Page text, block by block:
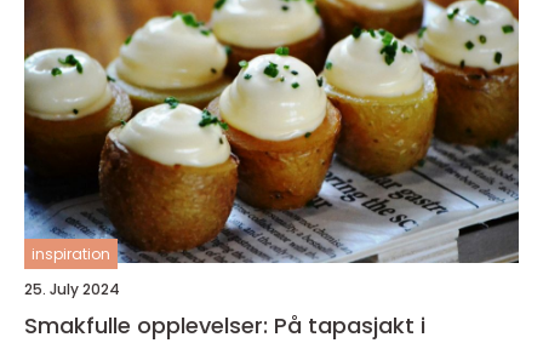
inspiration
25. July 2024
Smakfulle opplevelser: På tapasjakt i